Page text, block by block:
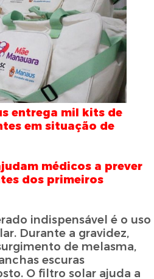
entrega mil kits de
em situação de
médicos a prever
dos primeiros
indispensável é o uso
Durante a gravidez,
de melasma,
escuras
O filtro solar ajuda a